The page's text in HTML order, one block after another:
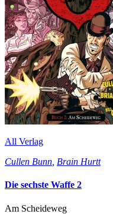
All Verlag
Cullen Bunn Brain Hurtt
Die sechste Waffe 2
Am Scheideweg